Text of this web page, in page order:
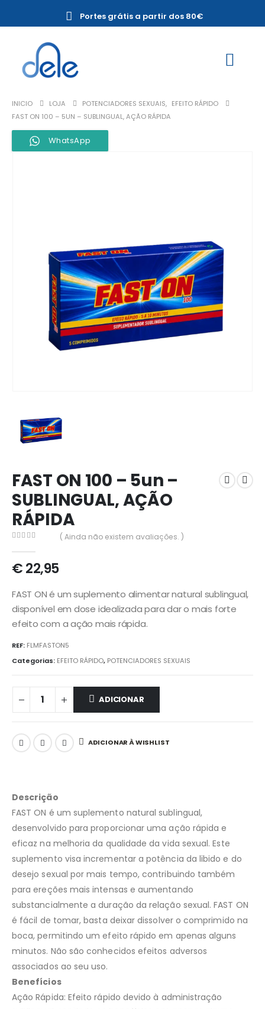
Portes grátis a partir dos 80€
INICIO LOJA POTENCIADORES SEXUAIS, EFEITO RÁPIDO
FAST ON 100 – 5UN – SUBLINGUAL, AÇÃO RÁPIDA
WhatsApp
FAST ON 100 – 5un –
SUBLINGUAL, AÇÃO
RÁPIDA
( Ainda não existem avaliações. )
€22,95
FAST ON é um suplemento alimentar natural sublingual,
disponível em dose idealizada para dar o mais forte
efeito com a ação mais rápida.
REF: FLMFASTON5
Categorias: EFEITO RÁPIDO, POTENCIADORES SEXUAIS
ADICIONAR
ADICIONAR À WISHLIST
Descrição
FAST ON é um suplemento natural sublingual,
desenvolvido para proporcionar uma ação rápida e
eficaz na melhoria da qualidade da vida sexual. Este
suplemento visa incrementar a potência da libido e do
desejo sexual por mais tempo, contribuindo também
para ereções mais intensas e aumentando
substancialmente a duração da relação sexual. FAST ON
é fácil de tomar, basta deixar dissolver o comprimido na
boca, permitindo um efeito rápido em apenas alguns
minutos. Não são conhecidos efeitos adversos
associados ao seu uso.
Benefícios
Ação Rápida: Efeito rápido devido à administração